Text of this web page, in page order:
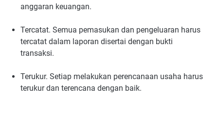
anggaran keuangan.
Tercatat. Semua pemasukan dan pengeluaran harus
tercatat dalam laporan disertai dengan bukti
transaksi.
Terukur. Setiap melakukan perencanaan usaha harus
terukur dan terencana dengan baik.